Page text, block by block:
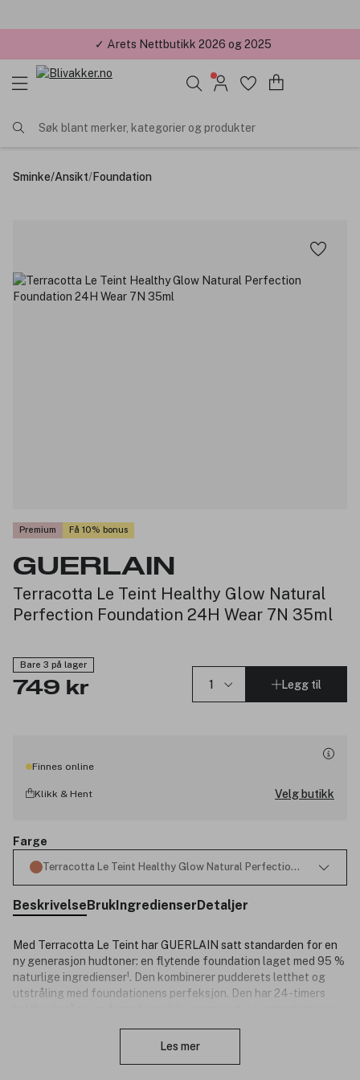
✓ Årets Nettbutikk 2026 og 2025
Søk blant merker, kategorier og produkter
Sminke/Ansikt/Foundation
Premium Få 10% bonus
GUERLAIN
Terracotta Le Teint Healthy Glow Natural
Perfection Foundation 24H Wear 7N 35ml
Bare 3 på lager
749 kr Legg til
Finnes online
Klikk & Hent Velg butikk
Farge
Terracotta Le Teint Healthy Glow Natural Perfection Foundation
BeskrivelseBrukIngredienserDetaljer
Med Terracotta Le Teint har GUERLAIN satt standarden for en
ny generasjon hudtoner: en flytende foundation laget med 95 %
naturlige ingredienser¹. Den kombinerer pudderets letthet og
utstråling med foundationens perfeksjon. Den har 24-timers
Den utrolig fine og ultralette konsistensen gir en nesten usynlig
Les mer